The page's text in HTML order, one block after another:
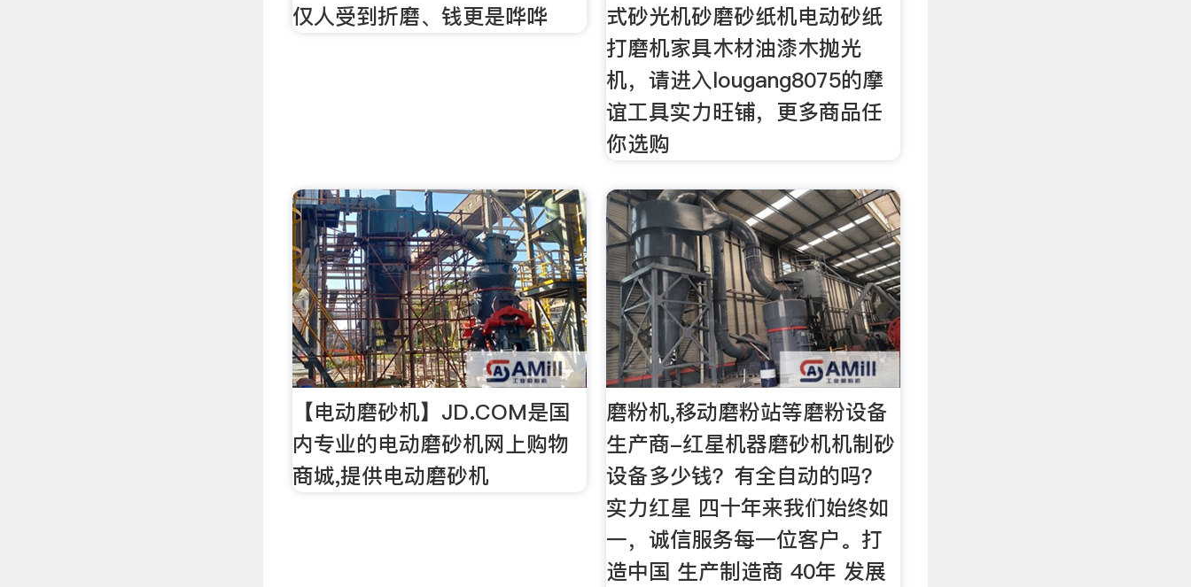
仅人受到折磨、钱更是哗哗
式砂光机砂磨砂纸机电动砂纸
打磨机家具木材油漆木抛光
机，请进入lougang8075的摩
谊工具实力旺铺，更多商品任
你选购
【电动磨砂机】JD.COM是国
内专业的电动磨砂机网上购物
商城,提供电动磨砂机
磨粉机,移动磨粉站等磨粉设备
生产商-红星机器磨砂机机制砂
设备多少钱？有全自动的吗？
实力红星 四十年来我们始终如
一，诚信服务每一位客户。打
造中国 生产制造商 40年 发展